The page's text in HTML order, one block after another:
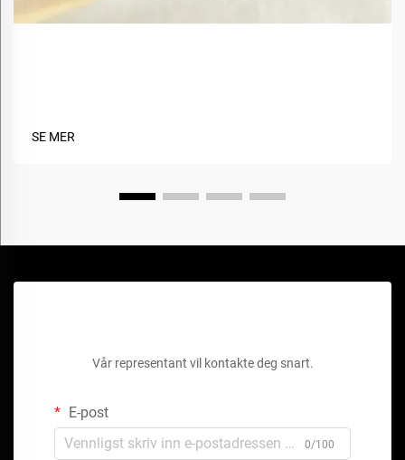
SE MER
Vår representant vil kontakte deg snart.
E-post
0/100